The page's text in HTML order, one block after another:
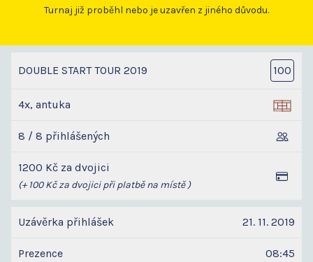
Turnaj již proběhl nebo je uzavřen z jiného důvodu.
DOUBLE START TOUR 2019 100
4x, antuka
8 / 8 přihlášených
1200 Kč za dvojici
(+ 100 Kč za dvojici při platbě na místě )
Uzávěrka přihlášek 21. 11. 2019
Prezence 08:45